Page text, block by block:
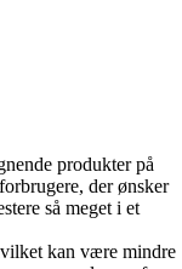
produkter på
der ønsker
så meget i et
kan være mindre